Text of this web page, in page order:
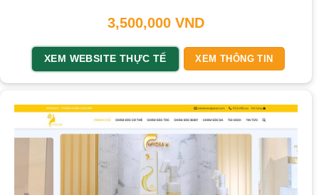
3,500,000 VND
XEM WEBSITE THỰC TẾ XEM THÔNG TIN